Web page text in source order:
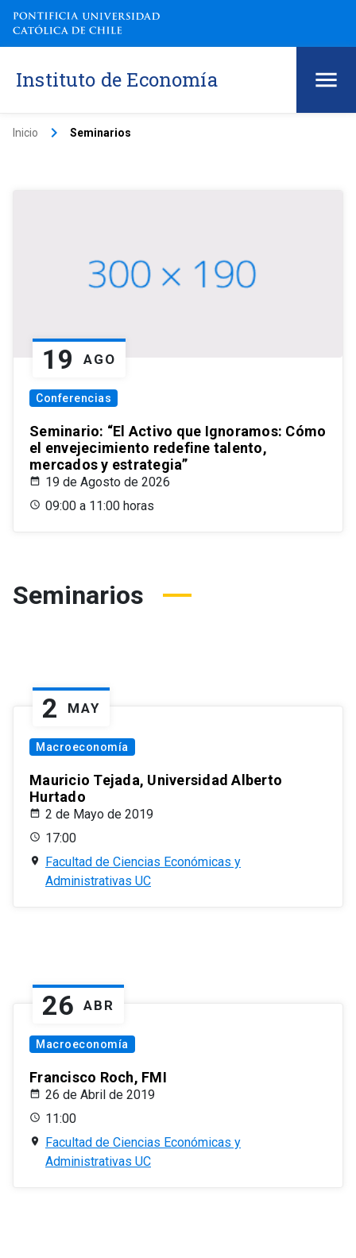
Instituto de Economía
Inicio keyboard_arrow_right Seminarios
19 AGO
Conferencias
Seminario: “El Activo que Ignoramos: Cómo
el envejecimiento redefine talento,
mercados y estrategia”
19 de Agosto de 2026
09:00 a 11:00 horas
Seminarios
2 MAY
Macroeconomía
Mauricio Tejada, Universidad Alberto
Hurtado
2 de Mayo de 2019
17:00
Facultad de Ciencias Económicas y
Administrativas UC
26 ABR
Macroeconomía
Francisco Roch, FMI
26 de Abril de 2019
11:00
Facultad de Ciencias Económicas y
Administrativas UC